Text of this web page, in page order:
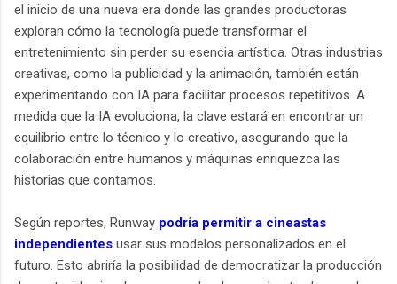
el inicio de una nueva era donde las grandes productoras
exploran cómo la tecnología puede transformar el
entretenimiento sin perder su esencia artística. Otras industrias
creativas, como la publicidad y la animación, también están
experimentando con IA para facilitar procesos repetitivos. A
medida que la IA evoluciona, la clave estará en encontrar un
equilibrio entre lo técnico y lo creativo, asegurando que la
colaboración entre humanos y máquinas enriquezca las
historias que contamos.
Según reportes, Runway podría permitir a cineastas
independientes usar sus modelos personalizados en el
futuro. Esto abriría la posibilidad de democratizar la producción